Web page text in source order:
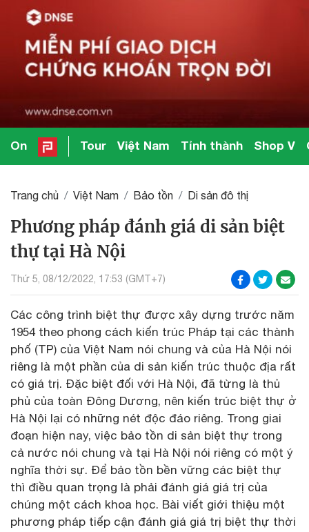
On Tour Việt Nam Tỉnh thành Shop V
Trang chủ Việt Nam Bảo tồn Di sản đô thị
Phương pháp đánh giá di sản biệt
thự tại Hà Nội
Thứ 5, 08/12/2022, 17:53 (GMT+7)
Các công trình biệt thự được xây dựng trước năm
1954 theo phong cách kiến trúc Pháp tại các thành
phố (TP) của Việt Nam nói chung và của Hà Nội nói
riêng là một phần của di sản kiến trúc thuộc địa rất
có giá trị. Đặc biệt đối với Hà Nội, đã từng là thủ
phủ của toàn Đông Dương, nên kiến trúc biệt thự ở
Hà Nội lại có những nét độc đáo riêng. Trong giai
đoạn hiện nay, việc bảo tồn di sản biệt thự trong
cả nước nói chung và tại Hà Nội nói riêng có một ý
nghĩa thời sự. Để bảo tồn bền vững các biệt thự
thì điều quan trọng là phải đánh giá giá trị của
chúng một cách khoa học. Bài viết giới thiệu một
phương pháp tiếp cận đánh giá giá trị biệt thự thời